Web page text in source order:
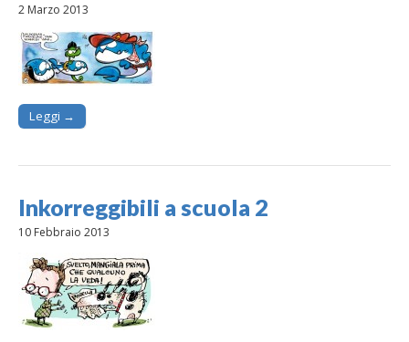
2 Marzo 2013
Leggi →
Inkorreggibili a scuola 2
10 Febbraio 2013